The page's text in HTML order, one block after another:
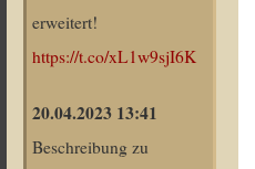
erweitert!
https://t.co/xL1w9sjI6K
20.04.2023 13:41
Beschreibung zu